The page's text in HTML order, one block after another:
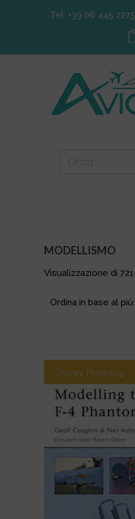
Tel. +39 06 445 2275
MODELLISMO
Visualizzazione di